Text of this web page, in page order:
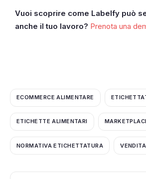
Vuoi scoprire come Labelfy può
anche il tuo lavoro? Prenota una
ECOMMERCE ALIMENTARE
ETICHETTE ALIMENTARI
NORMATIVA ETICHETTATURA